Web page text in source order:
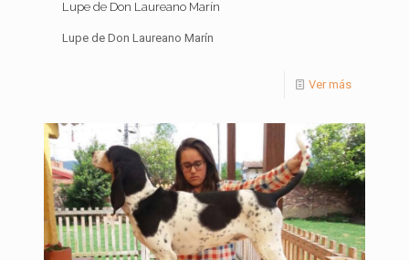
Lupe de Don Laureano Marín
Lupe de Don Laureano Marín
Ver más